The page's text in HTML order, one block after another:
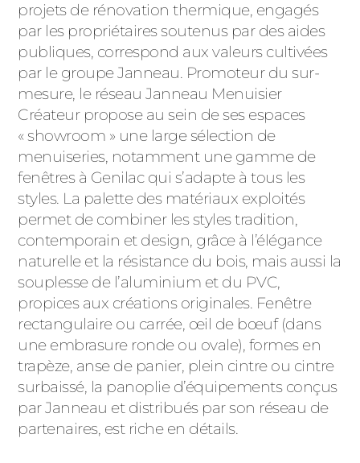
projets de rénovation thermique, engagés
par les propriétaires soutenus par des aides
publiques, correspond aux valeurs cultivées
par le groupe Janneau. Promoteur du sur-
mesure, le réseau Janneau Menuisier
Créateur propose au sein de ses espaces
« showroom » une large sélection de
menuiseries, notamment une gamme de
fenêtres à Genilac qui s’adapte à tous les
styles. La palette des matériaux exploités
permet de combiner les styles tradition,
contemporain et design, grâce à l’élégance
naturelle et la résistance du bois, mais aussi la
souplesse de l’aluminium et du PVC,
propices aux créations originales. Fenêtre
rectangulaire ou carrée, œil de bœuf (dans
une embrasure ronde ou ovale), formes en
trapèze, anse de panier, plein cintre ou cintre
surbaissé, la panoplie d’équipements conçus
par Janneau et distribués par son réseau de
partenaires, est riche en détails.